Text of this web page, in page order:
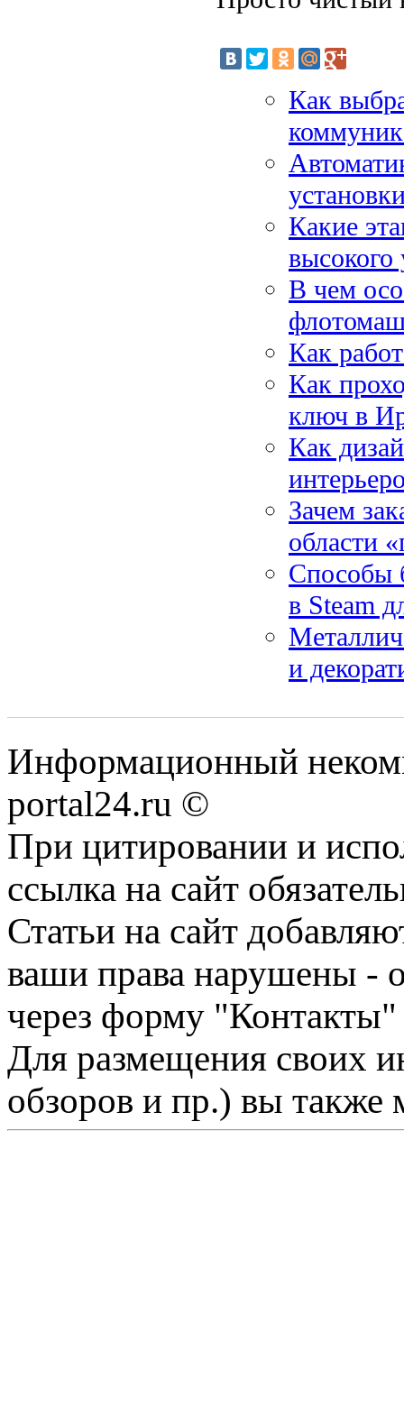
Как
Какие
высокого
В чем
Как
Как
ключ в
Как
Зачем
области
Способы
в Steam
и
Информационный
portal24.ru ©
При цитировании и
ссылка на сайт
Статьи на сайт
ваши права нарушены -
через форму "Контакты"
Для размещения своих
обзоров и пр.) вы также